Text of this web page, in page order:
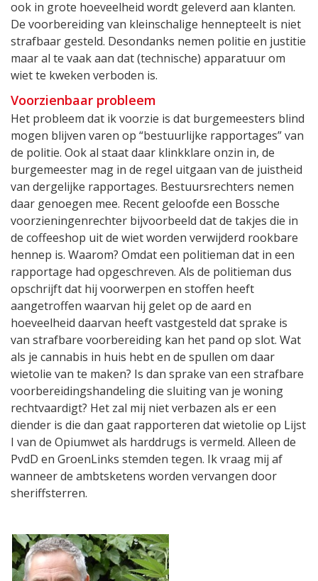
ook in grote hoeveelheid wordt geleverd aan klanten.
De voorbereiding van kleinschalige hennepteelt is niet
strafbaar gesteld. Desondanks nemen politie en justitie
maar al te vaak aan dat (technische) apparatuur om
wiet te kweken verboden is.
Voorzienbaar probleem
Het probleem dat ik voorzie is dat burgemeesters blind
mogen blijven varen op “bestuurlijke rapportages” van
de politie. Ook al staat daar klinkklare onzin in, de
burgemeester mag in de regel uitgaan van de juistheid
van dergelijke rapportages. Bestuursrechters nemen
daar genoegen mee. Recent geloofde een Bossche
voorzieningenrechter bijvoorbeeld dat de takjes die in
de coffeeshop uit de wiet worden verwijderd rookbare
hennep is. Waarom? Omdat een politieman dat in een
rapportage had opgeschreven. Als de politieman dus
opschrijft dat hij voorwerpen en stoffen heeft
aangetroffen waarvan hij gelet op de aard en
hoeveelheid daarvan heeft vastgesteld dat sprake is
van strafbare voorbereiding kan het pand op slot. Wat
als je cannabis in huis hebt en de spullen om daar
wietolie van te maken? Is dan sprake van een strafbare
voorbereidingshandeling die sluiting van je woning
rechtvaardigt? Het zal mij niet verbazen als er een
diender is die dan gaat rapporteren dat wietolie op Lijst
I van de Opiumwet als harddrugs is vermeld. Alleen de
PvdD en GroenLinks stemden tegen. Ik vraag mij af
wanneer de ambtsketens worden vervangen door
sheriffsterren.